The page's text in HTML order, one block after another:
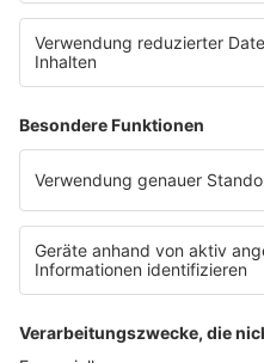
RECHTLICHES
Datenschutz
Datenschutzeinstellungen
Datenverarbeitung bei
Teilnahmebedingungen
Bildnachweise
KI-Leitlinie